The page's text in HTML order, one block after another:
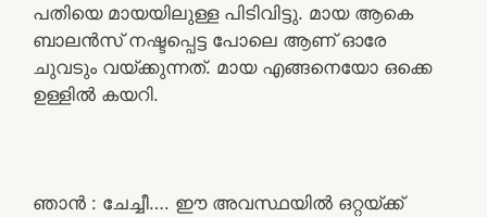
പതിയെ മായയിലുള്ള പിടിവിട്ടു. മായ ആകെ
ബാലൻസ് നഷ്ടപ്പെട്ട പോലെ ആണ് ഓരേ
ചുവടും വയ്ക്കുന്നത്. മായ എങ്ങനെയോ ഒക്കെ
ഉള്ളിൽ കയറി.
ഞാൻ : ചേച്ചീ…. ഈ അവസ്ഥയിൽ ഒറ്റയ്ക്ക്